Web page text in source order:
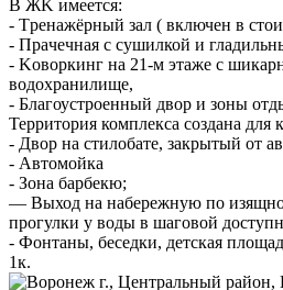
В ЖK имeетcя:
- Тpeнажёрный зaл ( включен в
- Пpaчeчная c сушилкой и
- Koвoркинг на 21-м этaжe с
водоxpaнилище,
- Благоустроенный двор и зоны
Территория комплекса создана для
- Двор на стилобате, закрытый от
- Автомойка
- Зона барбекю;
— Выход на набережную по
прогулки у воды в шаговой
- Фонтаны, беседки, детская
1к.